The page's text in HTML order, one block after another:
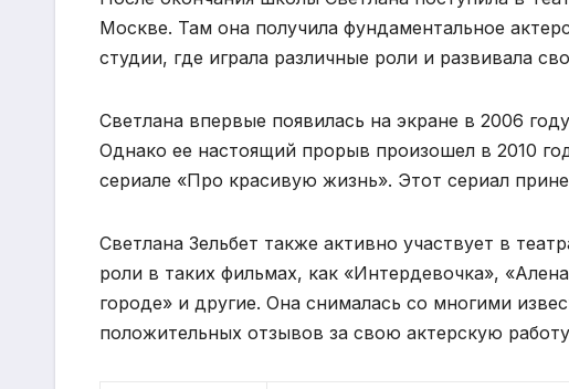
Москве. Там она получила фундаментальное
студии, где играла различные роли и развивала
Светлана впервые появилась на экране в 2006
Однако ее настоящий прорыв произошел в 2010
сериале «Про красивую жизнь». Этот сериал
Светлана Зельбет также активно участвует в
роли в таких фильмах, как «Интердевочка»,
городе» и другие. Она снималась со многими
положительных отзывов за свою актерскую